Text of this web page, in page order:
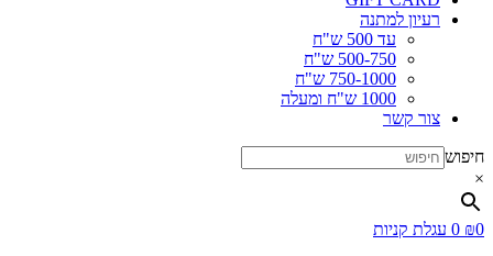
רעיון למתנה
עד 500 ש"ח
500-750 ש"ח
750-1000 ש"ח
1000 ש"ח ומעלה
צור קשר
חיפוש
×
₪0
0 עגלת קניות